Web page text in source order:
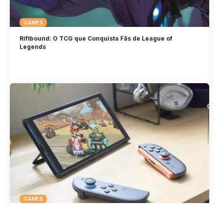
GAMES
Riftbound: O TCG que Conquista Fãs de League of
Legends
GAMES